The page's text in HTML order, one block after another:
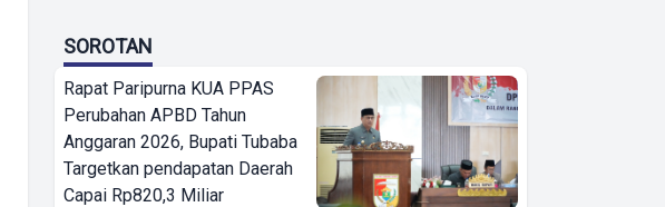
SOROTAN
Rapat Paripurna KUA PPAS
Perubahan APBD Tahun
Anggaran 2026, Bupati Tubaba
Targetkan pendapatan Daerah
Capai Rp820,3 Miliar